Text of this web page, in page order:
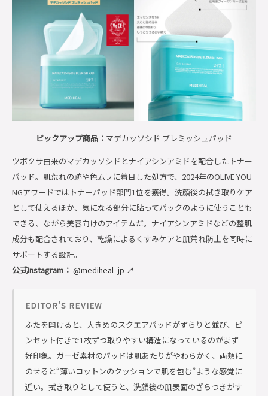
ピックアップ商品： マデカッソシド ブレミッシュパッド
ツボクサ由来のマデカッソシドとナイアシンアミドを配合したトナー
パッド。肌荒れの跡や色ムラに着目した処方で、2024年のOLIVE YOU
NGアワードではトナーパッド部門1位を獲得。洗顔後の拭き取りケア
として使えるほか、気になる部分に貼ってパックのように使うことも
できる、ながら美容向けのアイテムだ。ナイアシンアミドなどの整肌
成分も配合されており、乾燥によるくすみケアと肌荒れ防止を同時に
サポートする設計。
公式Instagram： @mediheal_jp ↗
EDITOR'S REVIEW
ふたを開けると、大きめのスクエアパッドがずらりと並び、ピ
ンセット付きで1枚ずつ取りやすい構造になっているのがまず
好印象。ガーゼ素材のパッドは肌あたりがやわらかく、両頬に
のせると“薄いコットンのクッションで肌を包む”ような感覚に
近い。拭き取りとして使うと、洗顔後の肌表面のざらつきがす